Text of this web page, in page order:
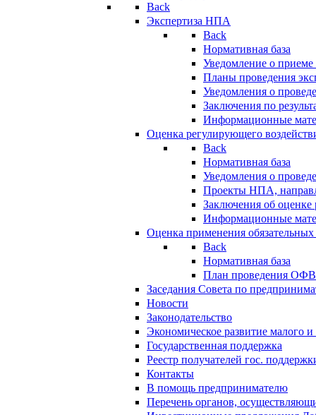
Back
Экспертиза НПА
Back
Нормативная база
Уведомление о
Планы проведения
Уведомления о
Заключения по
Информационные
Оценка регулирующего
Back
Нормативная база
Уведомления о
Проекты НПА,
Заключения об
Информационные
Оценка применения
Back
Нормативная база
План проведения
Заседания Совета по
Новости
Законодательство
Экономическое развитие малого и
Государственная поддержка
Реестр получателей гос.
Контакты
В помощь предпринимателю
Перечень органов,